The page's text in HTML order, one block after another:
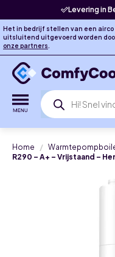
Levering in
Het in bedrijf stellen van een
uitsluitend uitgevoerd worden
onze partners.
Producten
zoeken
Home
R290 – A+ – Vrijstaand –